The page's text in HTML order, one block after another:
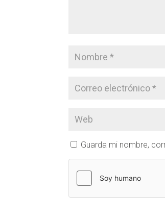
Guarda mi nombre,